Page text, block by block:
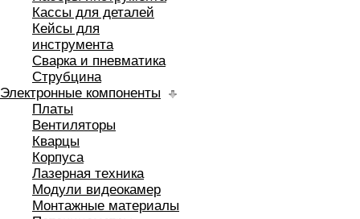
Кассы для деталей
Кейсы для
инструмента
Сварка и пневматика
Струбцина
Электронные компоненты
Платы
Вентиляторы
Кварцы
Корпуса
Лазерная техника
Модули видеокамер
Монтажные материалы